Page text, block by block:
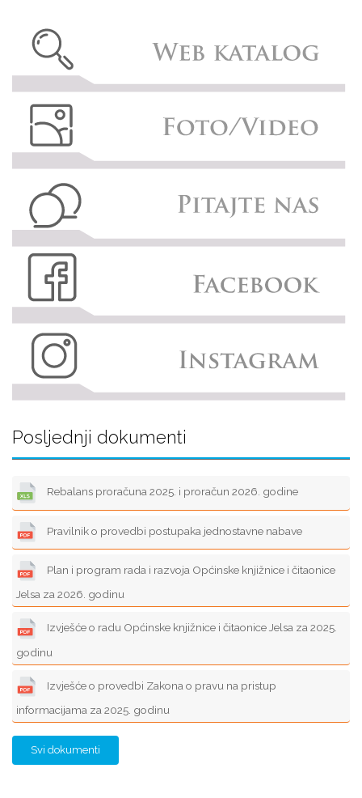
Posljednji dokumenti
Rebalans proračuna 2025. i proračun 2026. godine
Pravilnik o provedbi postupaka jednostavne nabave
Plan i program rada i razvoja Općinske knjižnice i čitaonice
Jelsa za 2026. godinu
Izvješće o radu Općinske knjižnice i čitaonice Jelsa za 2025.
godinu
Izvješće o provedbi Zakona o pravu na pristup
informacijama za 2025. godinu
Svi dokumenti